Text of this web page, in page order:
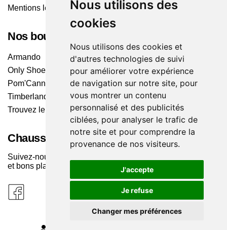
Nous utilisons des
cookies
Nous utilisons des cookies et
d'autres technologies de suivi
pour améliorer votre expérience
de navigation sur notre site, pour
vous montrer un contenu
personnalisé et des publicités
ciblées, pour analyser le trafic de
notre site et pour comprendre la
provenance de nos visiteurs.
J'accepte
Je refuse
Changer mes préférences
Mentions légales
Nos boutiques
Armando
Only Shoes
Pom'Cannelle
Timberland
Trouvez le magasin le plus proche
Chaussuresonline sur les Médias sociaux
Suivez-nous sur les réseaux pour les dernières tendances
et bons plans !